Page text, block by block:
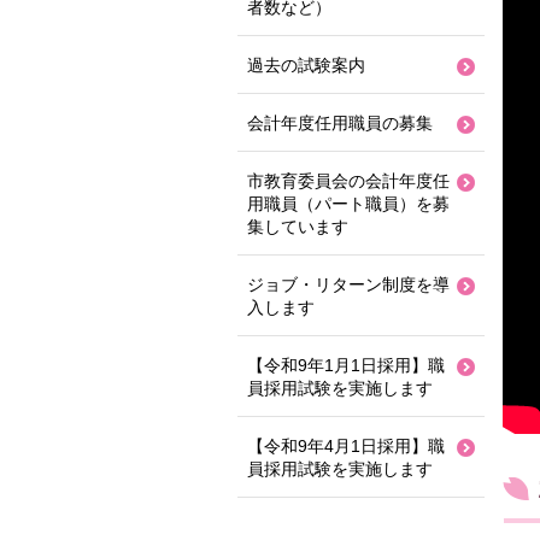
者数など）
過去の試験案内
会計年度任用職員の募集
市教育委員会の会計年度任
用職員（パート職員）を募
集しています
ジョブ・リターン制度を導
入します
【令和9年1月1日採用】職
員採用試験を実施します
【令和9年4月1日採用】職
員採用試験を実施します